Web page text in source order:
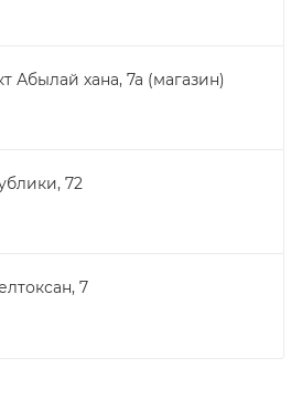
Абылай хана, 7а (магазин)
72
7